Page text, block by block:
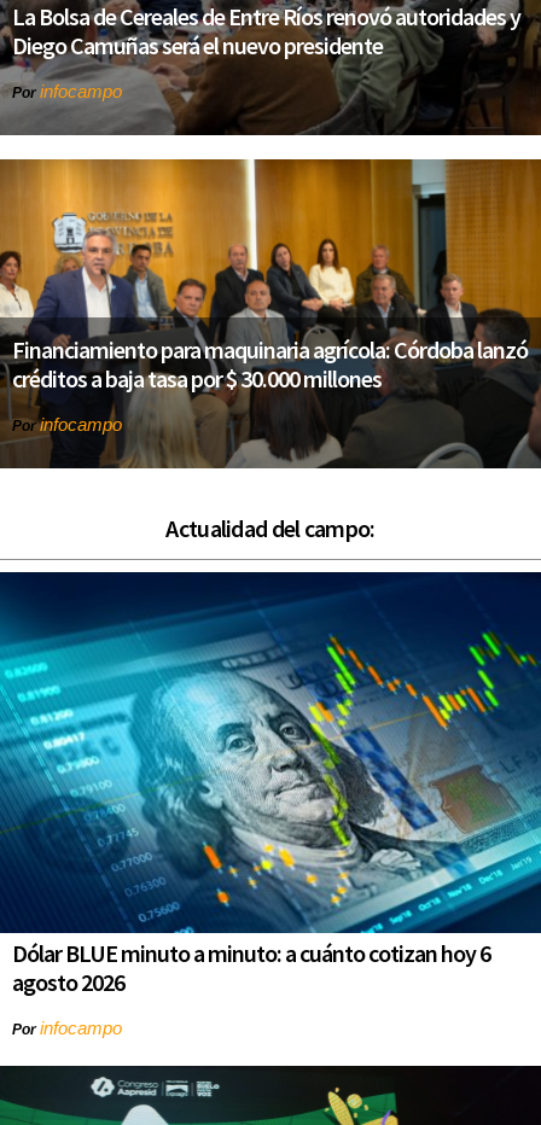
La Bolsa de Cereales de Entre Ríos renovó autoridades y
Diego Camuñas será el nuevo presidente
Por infocampo
Financiamiento para maquinaria agrícola: Córdoba lanzó
créditos a baja tasa por $ 30.000 millones
Porinfocampo
Actualidad del campo:
Dólar BLUE minuto a minuto: a cuánto cotizan hoy 6
agosto 2026
Porinfocampo